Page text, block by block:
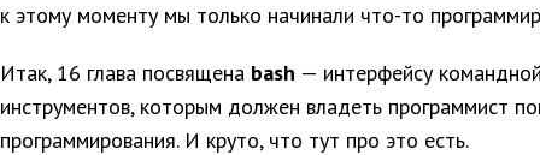
к этому моменту мы только начинали что-то
Итак, 16 глава посвящена bash — интерфейсу
инструментов, которым должен владеть программист
программирования. И круто, что тут про это есть.